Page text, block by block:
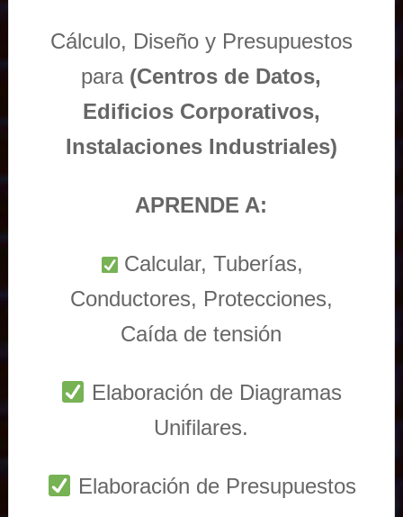
Cálculo, Diseño y Presupuestos
para (Centros de Datos,
Edificios Corporativos,
Instalaciones Industriales)
APRENDE A:
Calcular, Tuberías,
Conductores, Protecciones,
Caída de tensión
Elaboración de Diagramas
Unifilares.
Elaboración de Presupuestos